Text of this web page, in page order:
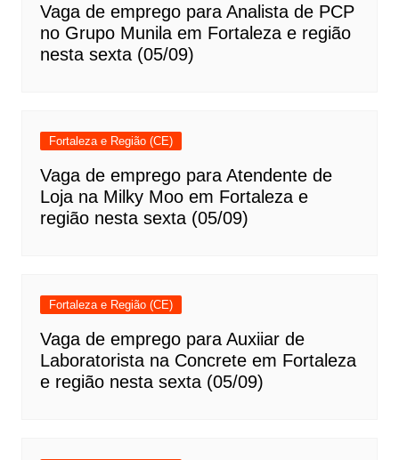
Vaga de emprego para Analista de PCP
no Grupo Munila em Fortaleza e região
nesta sexta (05/09)
Fortaleza e Região (CE)
Vaga de emprego para Atendente de
Loja na Milky Moo em Fortaleza e
região nesta sexta (05/09)
Fortaleza e Região (CE)
Vaga de emprego para Auxiiar de
Laboratorista na Concrete em Fortaleza
e região nesta sexta (05/09)